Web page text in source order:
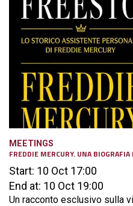
MEETINGS
FREDDIE MERCURY. UNA
Start: 10 Oct 17:00
End at: 10 Oct 19:00
Un racconto esclusivo sulla